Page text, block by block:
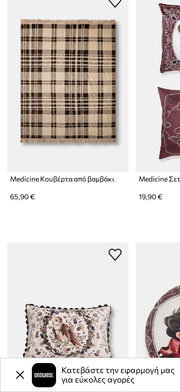
Medicine Κουβέρτα από βαμβάκι
65,90 € 19,90 €
Κατεβάστε την εφαρμογή μας
για εύκολες αγορές